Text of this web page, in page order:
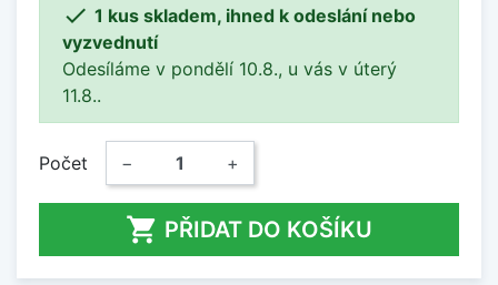
 1 kus skladem, ihned k odeslání nebo
vyzvednutí
Odesíláme v pondělí 10.8., u vás v úterý
11.8..
Počet − +
 PŘIDAT DO KOŠÍKU